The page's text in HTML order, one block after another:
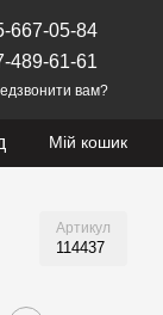
667-05-84
489-61-61
вам?
Мій кошик
Артикул
114437